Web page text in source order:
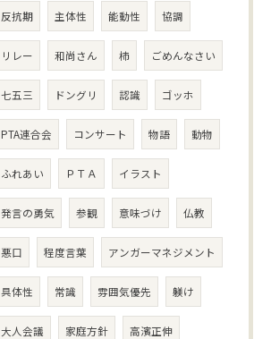
反抗期 主体性 能動性 協調
リレー 和尚さん 柿 ごめんなさい
七五三 ドングリ 認識 ゴッホ
PTA連合会 コンサート 物語 動物
ふれあい ＰＴＡ イラスト
発言の勇気 参観 意味づけ 仏教
悪口 程度言葉 アンガーマネジメント
具体性 常識 雰囲気優先 躾け
大人会議 家庭方針 高濱正伸